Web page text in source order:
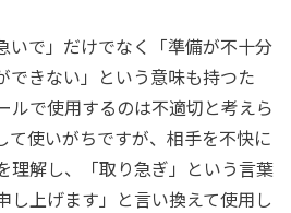
いで」だけでなく「準備が不十分
できない」という意味も持つた
ルで使用するのは不適切と考えら
て使いがちですが、相手を不快に
理解し、「取り急ぎ」という言葉
し上げます」と言い換えて使用し